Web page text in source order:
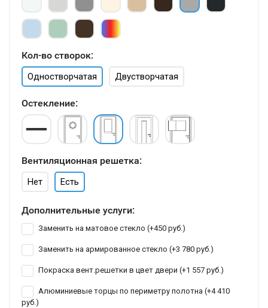
Кол-во створок:
Одностворчатая Двустворчатая
Остекление:
Вентиляционная решетка:
Нет Есть
Дополнительные услуги:
Заменить на матовое стекло (+450 руб.)
Заменить на армированное стекло (+3 780 руб.)
Покраска вент.решетки в цвет двери (+1 557 руб.)
Алюминиевые торцы по периметру полотна (+4 410
руб.)